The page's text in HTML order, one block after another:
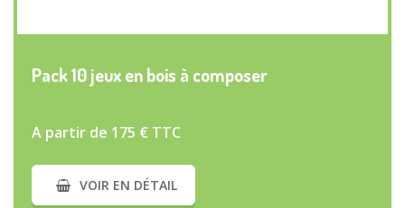
VOIR PLUS
Pack 10 jeux en bois à composer
A partir de 175 € TTC
VOIR EN DÉTAIL